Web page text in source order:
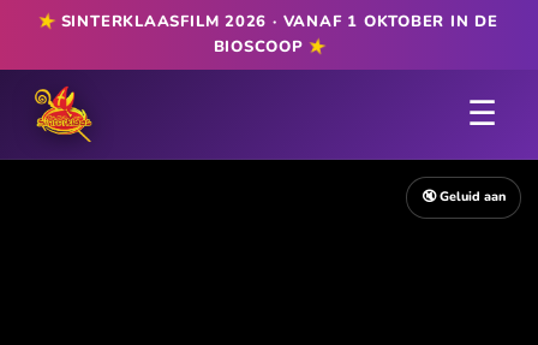
★SINTERKLAASFILM 2026 · VANAF 1 OKTOBER IN DE
BIOSCOOP ★
☰
🔇 Geluid aan